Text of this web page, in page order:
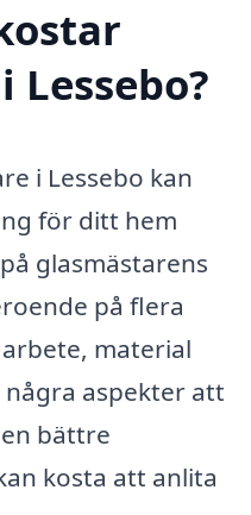
Lessebo?
i Lessebo kan
för ditt hem
glasmästarens
på flera
material
aspekter att
bättre
kosta att anlita